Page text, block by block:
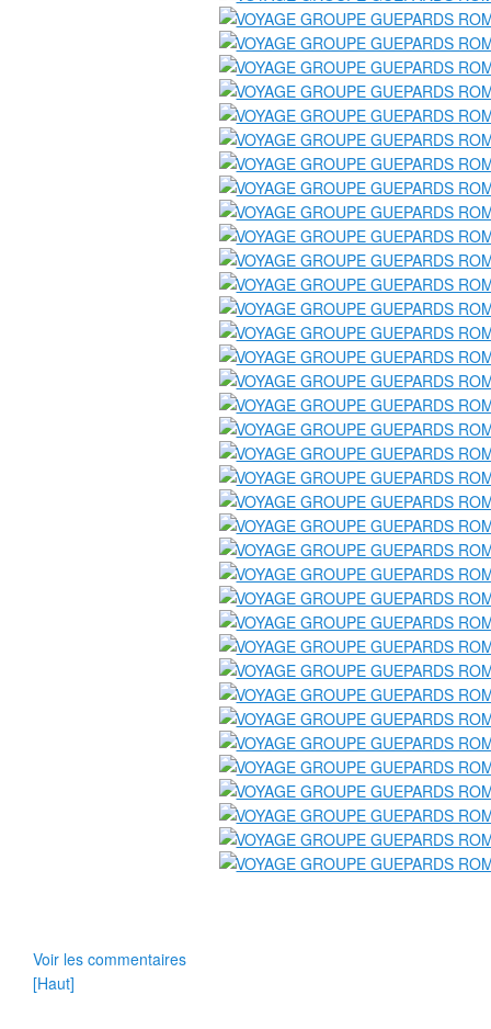
Voir les commentaires
[Haut]